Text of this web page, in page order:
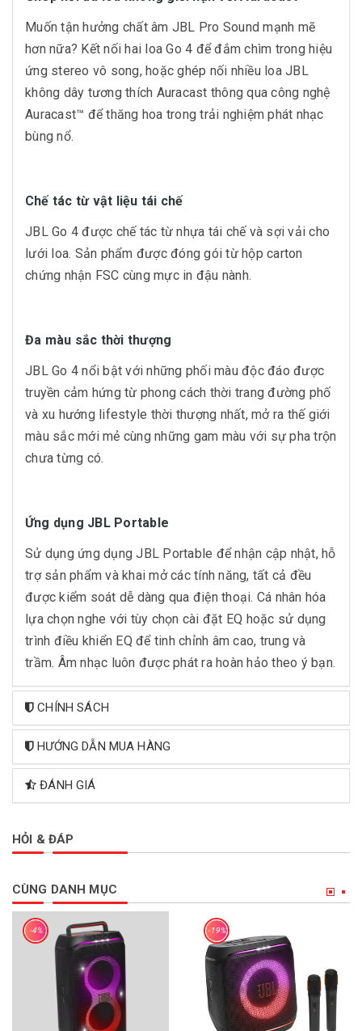
Muốn tận hưởng chất âm JBL Pro Sound mạnh mẽ
hơn nữa? Kết nối hai loa Go 4 để đắm chìm trong hiệu
ứng stereo vô song, hoặc ghép nối nhiều loa JBL
không dây tương thích Auracast thông qua công nghệ
Auracast™ để thăng hoa trong trải nghiệm phát nhạc
bùng nổ.
Chế tác từ vật liệu tái chế
JBL Go 4 được chế tác từ nhựa tái chế và sợi vải cho
lưới loa. Sản phẩm được đóng gói từ hộp carton
chứng nhận FSC cùng mực in đậu nành.
Đa màu sắc thời thượng
JBL Go 4 nổi bật với những phối màu độc đáo được
truyền cảm hứng từ phong cách thời trang đường phố
và xu hướng lifestyle thời thượng nhất, mở ra thế giới
màu sắc mới mẻ cùng những gam màu với sự pha trộn
chưa từng có.
Ứng dụng JBL Portable
Sử dụng ứng dụng JBL Portable để nhận cập nhật, hỗ
trợ sản phẩm và khai mở các tính năng, tất cả đều
được kiểm soát dễ dàng qua điện thoại. Cá nhân hóa
lựa chọn nghe với tùy chọn cài đặt EQ hoặc sử dụng
trình điều khiển EQ để tinh chỉnh âm cao, trung và
trầm. Âm nhạc luôn được phát ra hoàn hảo theo ý bạn.
CHÍNH SÁCH
HƯỚNG DẪN MUA HÀNG
ĐÁNH GIÁ
HỎI & ĐÁP
CÙNG DANH MỤC
-4% -19%